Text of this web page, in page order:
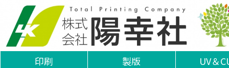
印刷 製版 UV＆